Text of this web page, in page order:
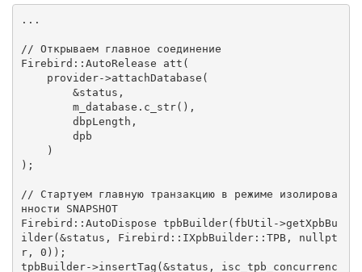
...
// Открываем главное соединение
Firebird::AutoRelease
att (
) ;
// Стартуем главную транзакцию в режиме изолирова
нности SNAPSHOT
Firebird::AutoDispose tpbBuilder(fbUtil->getXpbBu
ilder(&status, Firebird::IXpbBuilder::TPB, nullpt
r, 0 )) ;
tpbBuilder->insertTag(&status, isc_tpb_concurrenc